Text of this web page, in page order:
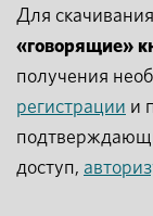
Для
«говорящие»
получения
регистрации и
доступ,